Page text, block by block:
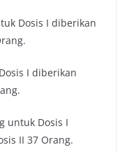
Dosis I diberikan
I diberikan
untuk Dosis I
II 37 Orang.